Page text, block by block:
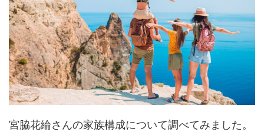
宮脇花綸さんの家族構成について調べてみました。